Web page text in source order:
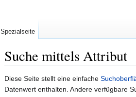
Suche mittels Attribut
Zur
Navigation
Zur
Suche
Diese Seite stellt eine einfache
Datenwert enthalten. Andere verfügbare
Spezialseite